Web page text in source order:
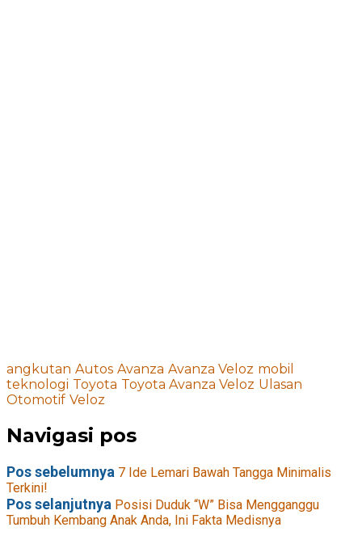
angkutan Autos Avanza Avanza Veloz mobil
teknologi Toyota Toyota Avanza Veloz Ulasan
Otomotif Veloz
Navigasi pos
Pos sebelumnya 7 Ide Lemari Bawah Tangga Minimalis
Terkini!
Pos selanjutnya Posisi Duduk “W” Bisa Mengganggu
Tumbuh Kembang Anak Anda, Ini Fakta Medisnya